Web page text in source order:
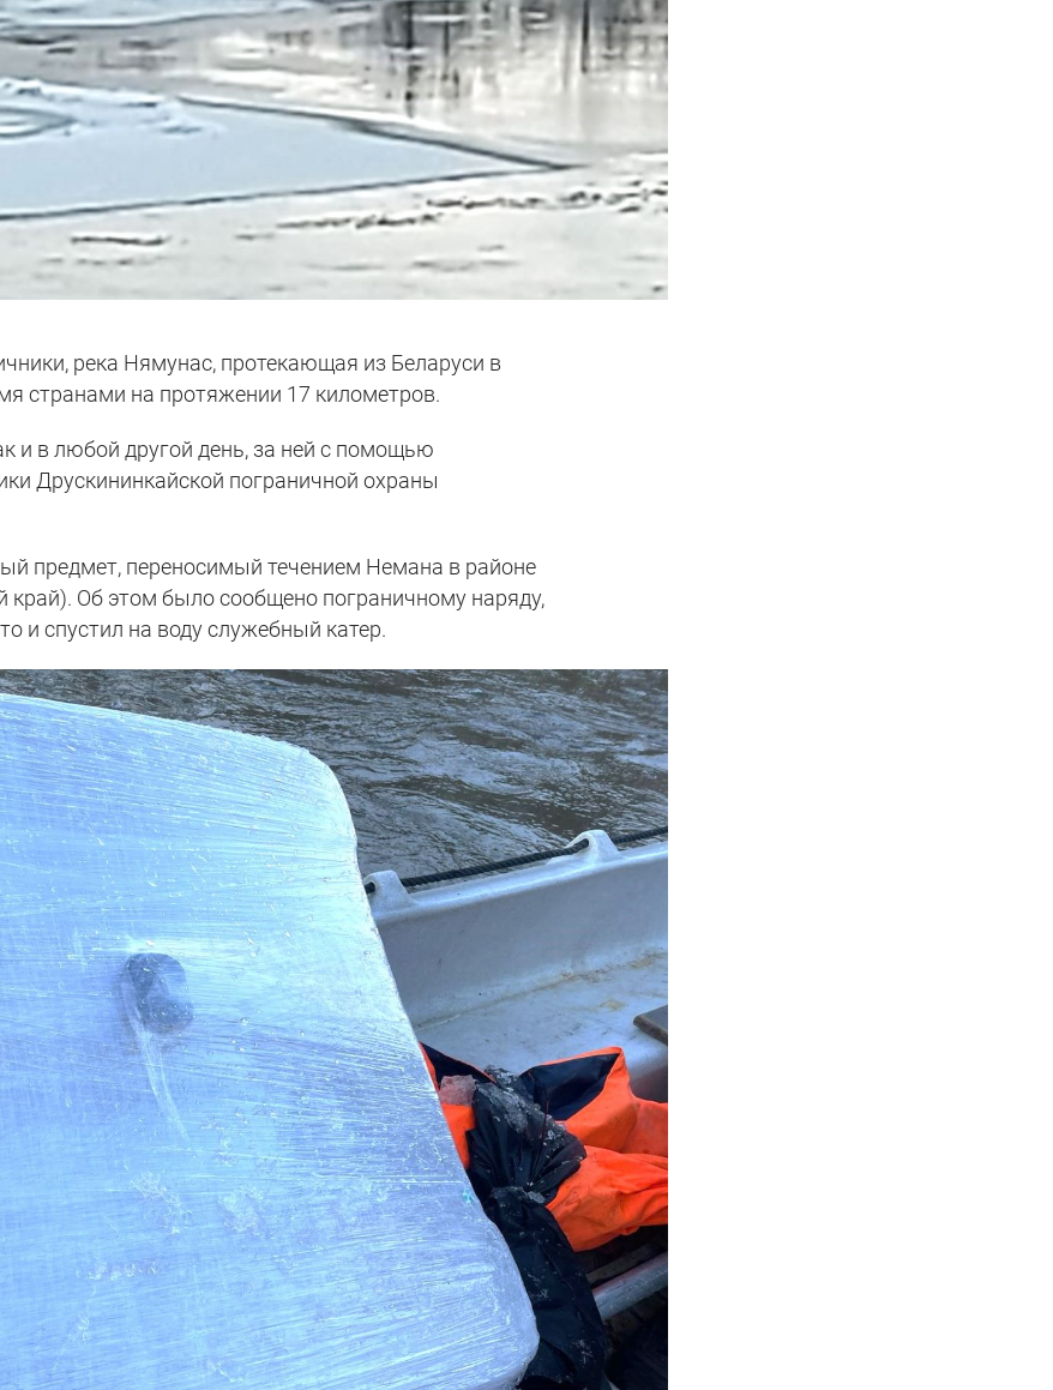
река Нямунас, протекающая из Беларуси в
странами на протяжении 17 километров.
и в любой другой день, за ней с помощью
Друскининкайской пограничной охраны
предмет, переносимый течением Немана в районе
край). Об этом было сообщено пограничному наряду,
и спустил на воду служебный катер.